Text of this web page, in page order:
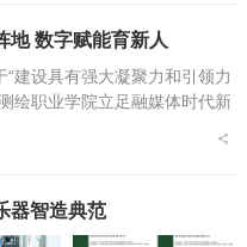
地 数字赋能育新人
设具有强大凝聚力和引领力
绘职业学院立足融媒体时代新
技术赋能、实践育人等方面
器智造典范